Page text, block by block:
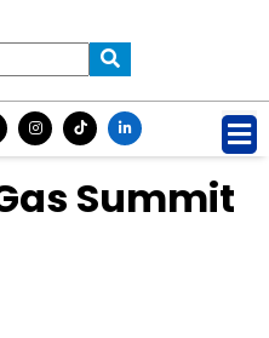
Summit